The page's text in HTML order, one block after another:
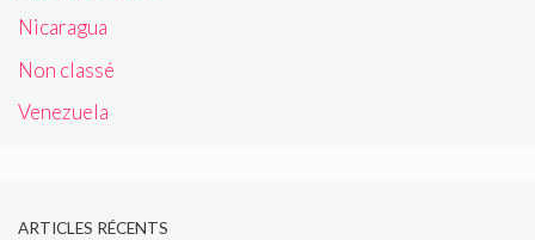
Nicaragua
Non classé
Venezuela
ARTICLES RÉCENTS